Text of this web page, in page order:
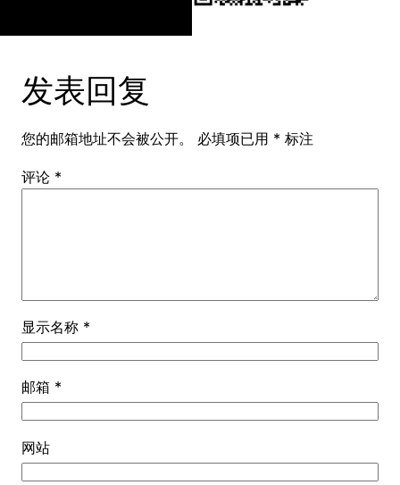
发表回复
您的邮箱地址不会被公开。 必填项已用 * 标注
评论 *
显示名称 *
邮箱 *
网站